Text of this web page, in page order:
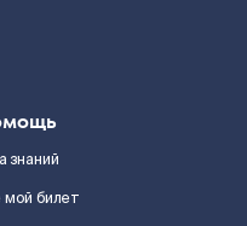
знаний
мой билет